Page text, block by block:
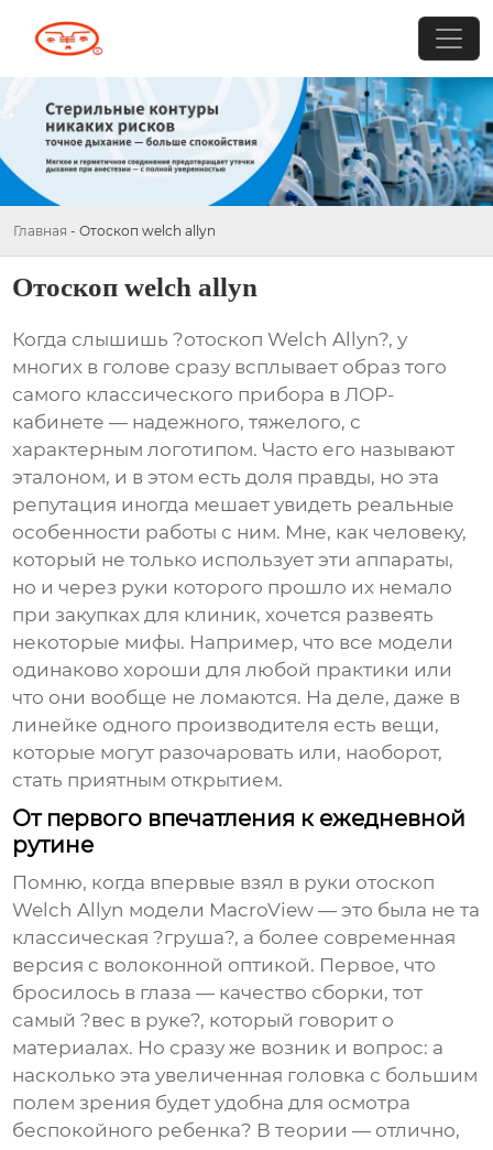
Главная - Отоскоп welch allyn
Отоскоп welch allyn
Когда слышишь ?отоскоп Welch Allyn?, у
многих в голове сразу всплывает образ того
самого классического прибора в ЛОР-
кабинете — надежного, тяжелого, с
характерным логотипом. Часто его называют
эталоном, и в этом есть доля правды, но эта
репутация иногда мешает увидеть реальные
особенности работы с ним. Мне, как человеку,
который не только использует эти аппараты,
но и через руки которого прошло их немало
при закупках для клиник, хочется развеять
некоторые мифы. Например, что все модели
одинаково хороши для любой практики или
что они вообще не ломаются. На деле, даже в
линейке одного производителя есть вещи,
которые могут разочаровать или, наоборот,
стать приятным открытием.
От первого впечатления к ежедневной
рутине
Помню, когда впервые взял в руки отоскоп
Welch Allyn модели MacroView — это была не та
классическая ?груша?, а более современная
версия с волоконной оптикой. Первое, что
бросилось в глаза — качество сборки, тот
самый ?вес в руке?, который говорит о
материалах. Но сразу же возник и вопрос: а
насколько эта увеличенная головка с большим
полем зрения будет удобна для осмотра
беспокойного ребенка? В теории — отлично,